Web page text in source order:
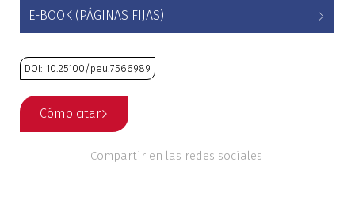
Estudios regionales
Ética
Filosofía
E-BOOK (PÁGINAS FIJAS)
DOI: 10.25100/peu.7566989
Cómo citar
Compartir en las redes sociales